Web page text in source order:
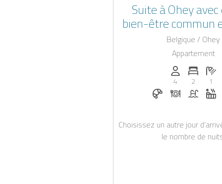
Suite à Ohey avec
bien-être commun
extérieur
Belgique / Ohey
Appartement
Personnes
4
Nombre
2
1
Petit-déjeuner sur
Dîner surPiscine
Choisissez un autre jour
le nombre de